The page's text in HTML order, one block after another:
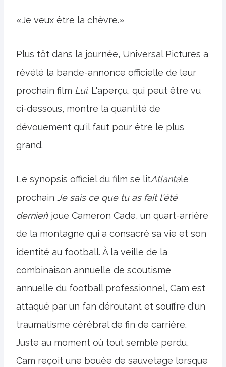
«Je veux être la chèvre.»
Plus tôt dans la journée, Universal Pictures a
révélé la bande-annonce officielle de leur
prochain film Lui. L'aperçu, qui peut être vu
ci-dessous, montre la quantité de
dévouement qu'il faut pour être le plus
grand.
Le synopsis officiel du film se litAtlantale
prochain Je sais ce que tu as fait l'été
dernier) joue Cameron Cade, un quart-arrière
de la montagne qui a consacré sa vie et son
identité au football. À la veille de la
combinaison annuelle de scoutisme
annuelle du football professionnel, Cam est
attaqué par un fan déroutant et souffre d'un
traumatisme cérébral de fin de carrière.
Juste au moment où tout semble perdu,
Cam reçoit une bouée de sauvetage lorsque